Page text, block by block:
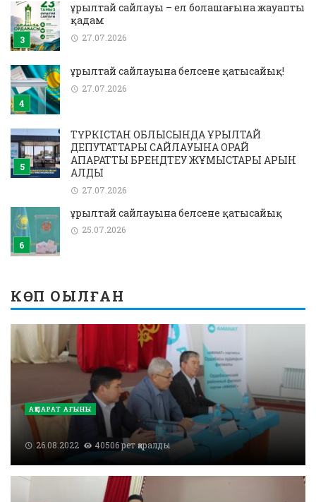
Құрылтай сайлауы – ел болашағына жауапты
қадам
27.07.2026
Құрылтай сайлауына белсене қатысайық!
27.07.2026
ТҮРКІСТАН ОБЛЫСЫНДА ҚҰРЫЛТАЙ
ДЕПУТАТТАРЫ САЙЛАУЫНА ОРАЙ
АҚПАРАТТЫҚ БРЕНДТЕУ ЖҰМЫСТАРЫ ҚАРҚЫН
АЛДЫ
27.07.2026
Құрылтай сайлауына белсене қатысайық
25.07.2026
КӨП ОҚЫЛҒАН
АҚПАРАТ АҒЫНЫ
26.08.2022 40506 рет қаралды